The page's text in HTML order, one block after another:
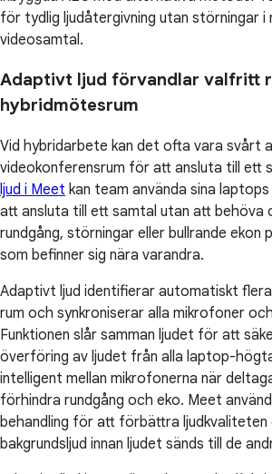
för tydlig ljudåtergivning utan störningar
videosamtal.
Adaptivt ljud förvandlar valfritt
hybridmötesrum
Vid hybridarbete kan det ofta vara svårt
videokonferensrum för att ansluta till ett
ljud i Meet kan team använda sina
att ansluta till ett samtal utan att behöva
rundgång, störningar eller bullrande ekon
som befinner sig nära varandra.
Adaptivt ljud identifierar automatiskt
rum och synkroniserar alla mikrofoner
Funktionen slår samman ljudet för att
överföring av ljudet från alla laptop-
intelligent mellan mikrofonerna när
förhindra rundgång och eko. Meet
behandling för att förbättra ljudkvaliteten
bakgrundsljud innan ljudet sänds till de